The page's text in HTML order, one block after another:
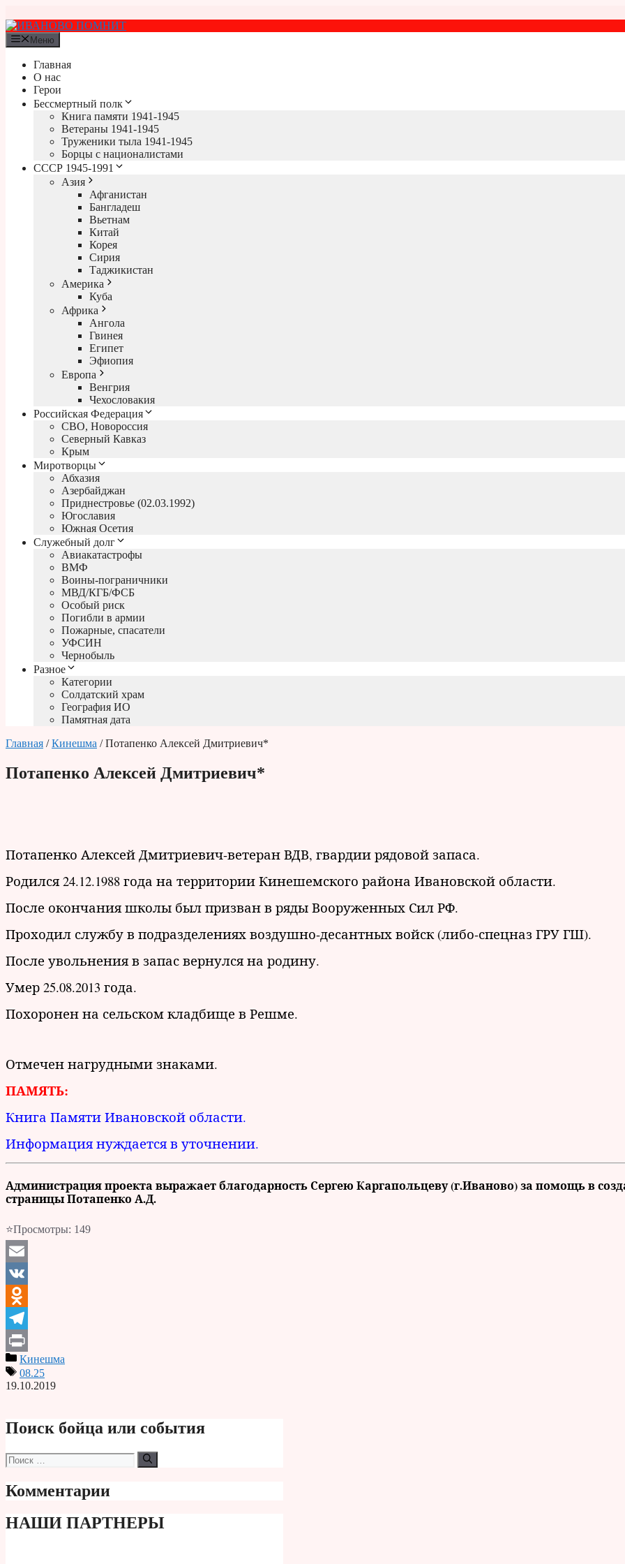
к
содержимому
Меню
Главная
О нас
Герои
Бессмертный полк
Книга памяти 1941-1945
Ветераны 1941-1945
Труженики тыла 1941-1945
Борцы с националистами
СССР 1945-1991
Азия
Афганистан
Бангладеш
Вьетнам
Китай
Корея
Сирия
Таджикистан
Америка
Куба
Африка
Ангола
Гвинея
Египет
Эфиопия
Европа
Венгрия
Чехословакия
Российская Федерация
СВО, Новороссия
Северный Кавказ
Крым
Миротворцы
Абхазия
Азербайджан
Приднестровье (02.03.1992)
Югославия
Южная Осетия
Служебный долг
Авиакатастрофы
ВМФ
Воины-пограничники
МВД/КГБ/ФСБ
Особый риск
Погибли в армии
Пожарные, спасатели
УФСИН
Чернобыль
Разное
Категории
Солдатский храм
География ИО
Памятная дата
Главная /Кинешма / Потапенко Алексей Дмитриевич*
Потапенко Алексей Дмитриевич*
Потапенко Алексей Дмитриевич-ветеран ВДВ, гвардии рядовой запаса.
Родился 24.12.1988 года на территории Кинешемского района Ивановской области.
После окончания школы был призван в ряды Вооруженных Сил РФ.
Проходил службу в подразделениях воздушно-десантных войск (либо-спецназ ГРУ ГШ).
После увольнения в запас вернулся на родину.
Умер 25.08.2013 года.
Похоронен на сельском кладбище в Решме.
Отмечен нагрудными знаками.
ПАМЯТЬ:
Книга Памяти Ивановской области.
Информация нуждается в уточнении.
Администрация проекта выражает благодарность Сергею Каргапольцеву (г.Иваново) за помощь в
страницы Потапенко А.Д.
⭐Просмотры: 149
Email
VK
Odnoklassniki
Telegram
PrintКинешма
08.25
19.10.2019
Поиск бойца или события
Поиск:
Комментарии
НАШИ ПАРТНЕРЫ